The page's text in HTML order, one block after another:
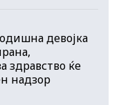
девојка
здравство ќе
надзор